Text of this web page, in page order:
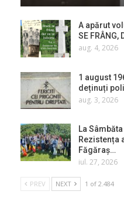
A apărut
SE FRÂNG,
aug. 4, 2026
1 august
deținuți
aug. 3, 2026
La
Rezistența
Făgăraș…
iul. 27, 2026
PREV NEXT 1 of 2.484